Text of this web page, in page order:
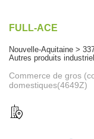
FULL-ACE
Nouvelle-Aquitaine >
Autres produits
Commerce de gros
domestiques(4649Z)